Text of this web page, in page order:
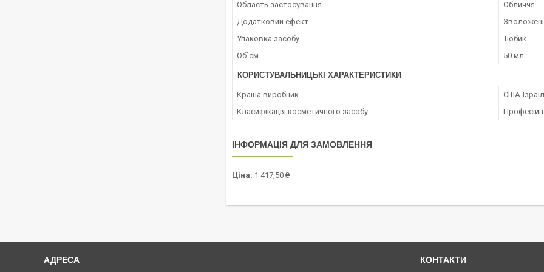
Область застосування
Обличчя
Додатковий ефект
Упаковка засобу
Тюбик
Об`єм
50 мл
КОРИСТУВАЛЬНИЦЬКІ ХАРАКТЕРИСТИКИ
Країна виробник
США-
Класифікація косметичного засобу
ІНФОРМАЦІЯ ДЛЯ ЗАМОВЛЕННЯ
Ціна: 1 417,50 ₴